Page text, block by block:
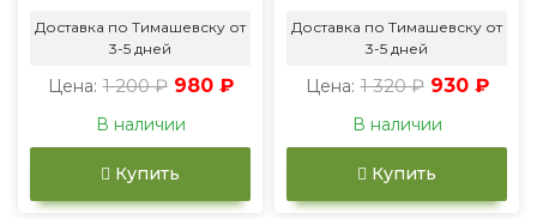
Доставка по Тимашевску от
3-5 дней
Цена: 1 200 ₽ 980 ₽
В наличии
Купить
Доставка по Тимашевску от
3-5 дней
Цена: 1 320 ₽ 930 ₽
В наличии
Купить